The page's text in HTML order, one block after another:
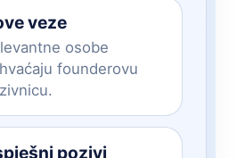
veze
osobe
founderovu
pozivi